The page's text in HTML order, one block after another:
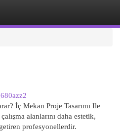
İç Mekan Proje Tasarımı Ile
alanlarını daha estetik,
profesyonellerdir.